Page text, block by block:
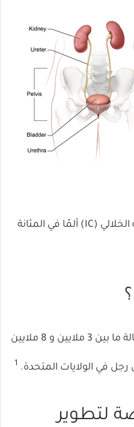
يمكن أن يسبب التهاب المثانة الخلالي (IC) ألمًا في المثانة
IC هو أمر شائع. قد تصيب الحالة ما بين 3 ملايين و 8 ملايين
1
لتطوير